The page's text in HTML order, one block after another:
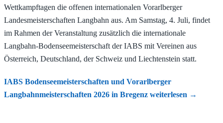
Wettkampftagen die offenen internationalen Vorarlberger
Landesmeisterschaften Langbahn aus. Am Samstag, 4. Juli, findet
im Rahmen der Veranstaltung zusätzlich die internationale
Langbahn-Bodenseemeisterschaft der IABS mit Vereinen aus
Österreich, Deutschland, der Schweiz und Liechtenstein statt.
IABS Bodenseemeisterschaften und Vorarlberger
Langbahnmeisterschaften 2026 in Bregenz weiterlesen →